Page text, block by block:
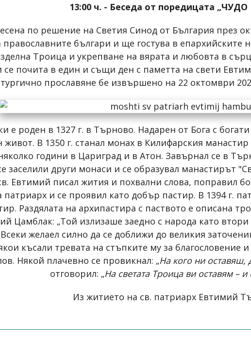
13:00 ч. - Беседа от поредицата
по решение на Светия Синод от България през
православните българи и ще гостува в
Троица и укрепване на вярата и любовта в
почита в един и същи ден с паметта на свети
прославяне бе извършено на 22 октомври
е роден в 1327 г. в Търново. Надарен от Бога с
живот. В 1350 г. станал монах в Килифарския
години в Цариград и в Атон. Завърнал се в
заселили други монаси и се образувал манастирът
Евтимий писал жития и похвални слова, поправил
патриарх и се проявил като добър пастир. В 1394 г.
Раздялата на архипастира с паството е описана
Цамблак: „Той излизаше заедно с народа като
Всеки желаел силно да се доближи до великия
късали тревата на стъпките му за благословение
Някой плачевно се провикнал: „На кого ни оставяш,
отговорил: „На светата Троица ви оставям – и
Из житието на св. патриарх Евтимий